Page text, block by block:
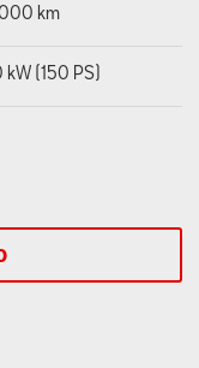
km
kW (150 PS)